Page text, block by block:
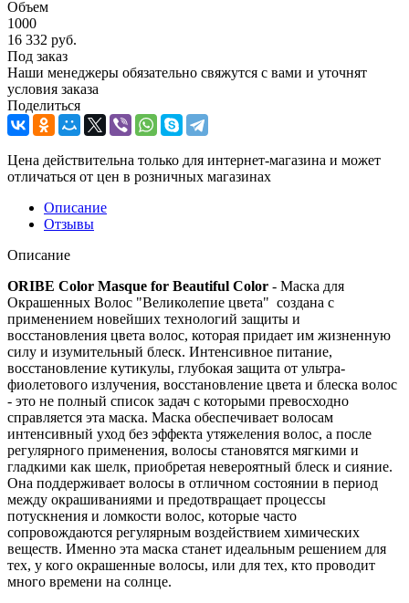
Объем
1000
16 332 руб.
Под заказ
Наши менеджеры обязательно свяжутся с вами и уточнят
условия заказа
Поделиться
Цена действительна только для интернет-магазина и может
отличаться от цен в розничных магазинах
Описание
Отзывы
Описание
ORIBE Color Masque for Beautiful Color - Маска для
Окрашенных Волос "Великолепие цвета" создана с
применением новейших технологий защиты и
восстановления цвета волос, которая придает им жизненную
силу и изумительный блеск. Интенсивное питание,
восстановление кутикулы, глубокая защита от ультра-
фиолетового излучения, восстановление цвета и блеска волос
- это не полный список задач с которыми превосходно
справляется эта маска. Маска обеспечивает волосам
интенсивный уход без эффекта утяжеления волос, а после
регулярного применения, волосы становятся мягкими и
гладкими как шелк, приобретая невероятный блеск и сияние.
Она поддерживает волосы в отличном состоянии в период
между окрашиваниями и предотвращает процессы
потускнения и ломкости волос, которые часто
сопровождаются регулярным воздействием химических
веществ. Именно эта маска станет идеальным решением для
тех, у кого окрашенные волосы, или для тех, кто проводит
много времени на солнце.